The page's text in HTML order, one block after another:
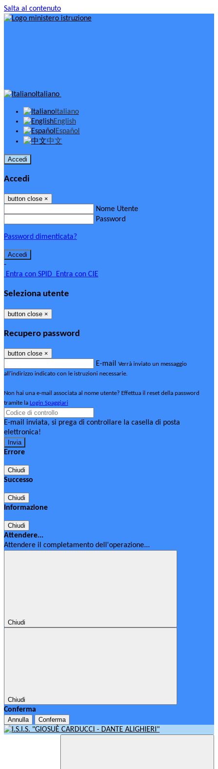
Salta al contenuto
Italiano
Italiano
English
Español
中文
Accedi
Accedi
button close ×
Nome Utente
Password
Password dimenticata?
-
Entra con SPID Entra con CIE
Seleziona utente
button close ×
Recupero password
button close ×
E-mail Verrà inviato un messaggio
all'indirizzo indicato con le istruzioni necessarie.
Non hai una e-mail associata al nome utente? Effettua il reset della password
tramite la Login Spaggiari
E-mail inviata, si prega di controllare la casella di posta
elettronica!
Errore
Chiudi
Successo
Chiudi
Informazione
Chiudi
Attendere...
Attendere il completamento dell'operazione...
Chiudi
Chiudi
Conferma
Annulla Conferma